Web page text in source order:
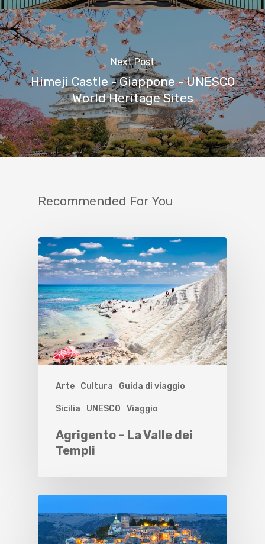
Next Post
Himeji Castle - Giappone - UNESCO
World Heritage Sites
Recommended For You
Arte Cultura Guida di viaggio
Sicilia UNESCO Viaggio
Agrigento – La Valle dei
Templi